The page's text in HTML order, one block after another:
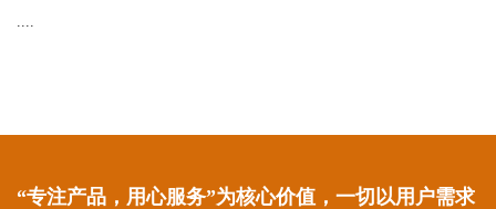
....
“专注产品，用心服务”为核心价值，一切以用户需求